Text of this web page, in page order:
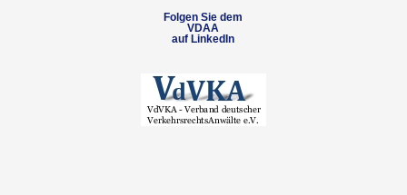
Folgen Sie dem
VDAA
auf LinkedIn